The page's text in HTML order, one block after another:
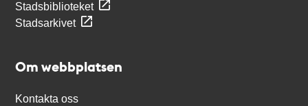
Stadsbiblioteket
Stadsarkivet
Om webbplatsen
Kontakta oss